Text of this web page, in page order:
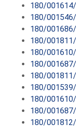
180/
180/
180/
180/
180/
180/
180/
180/
180/
180/
180/